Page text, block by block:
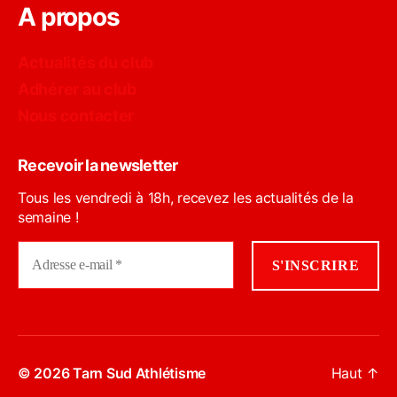
A propos
Recevoir la newsletter
Tous les vendredi à 18h, recevez les actualités de la
semaine !
© 2026Tarn Sud Athlétisme Haut ↑